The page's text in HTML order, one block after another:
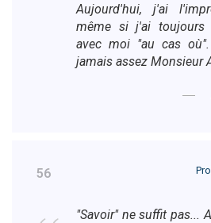
Aujourd'hui, j'ai
même si j'ai toujours
avec moi "au cas
jamais assez Monsieur
56
"Savoir" ne suffit pas...